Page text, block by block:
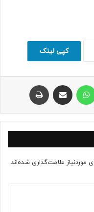
کپی لینک
اشتراک با ایمیل
علامت‌گذاری شده‌اند